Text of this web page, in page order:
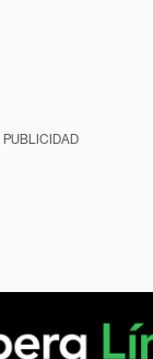
PUBLICIDAD